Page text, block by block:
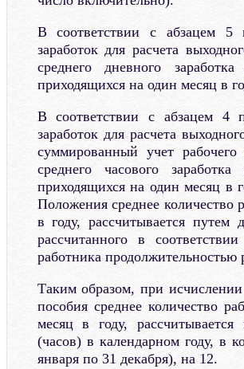
В соответствии с абзацем
заработок для расчета
среднего дневного
приходящихся на один месяц в
В соответствии с абзацем 4
заработок для расчета
суммированный учет
среднего часового
приходящихся на один месяц в
Положения среднее количество
в году, рассчитывается путем
рассчитанного в
работника продолжительностью
Таким образом, при исчислении
пособия среднее количество
месяц в году,
(часов) в календарном году, в
января по 31 декабря), на 12.